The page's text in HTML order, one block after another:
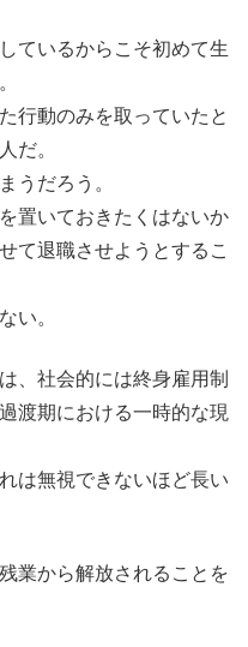
ているからこそ初めて生
行動のみを取っていたと
だ。
うだろう。
置いておきたくはないか
て退職させようとするこ
い。
、社会的には終身雇用制
渡期における一時的な現
は無視できないほど長い
業から解放されることを